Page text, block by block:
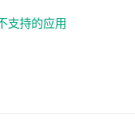
支持的应用